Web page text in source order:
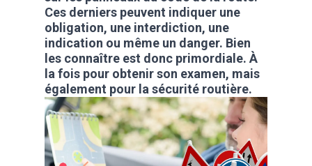
Ces derniers peuvent indiquer une
obligation, une interdiction, une
indication ou même un danger. Bien
les connaître est donc primordiale. À
la fois pour obtenir son examen, mais
également pour la sécurité routière.